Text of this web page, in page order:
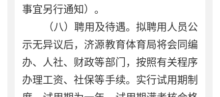
事宜另行通知）。
（八）聘用及待遇。 拟聘用人员公
示无异议后，济源教育体育局将会同编
办、人社、财政等部门，按照有关程序
办理工资、社保等手续。实行试用期制